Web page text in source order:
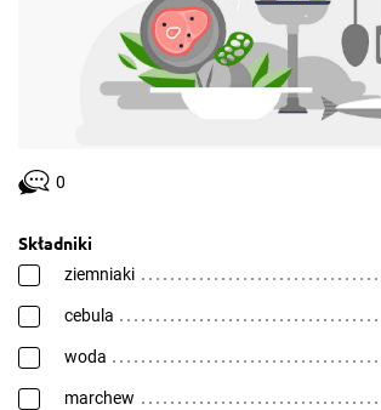
0
Składniki
ziemniaki
cebula
woda
marchew